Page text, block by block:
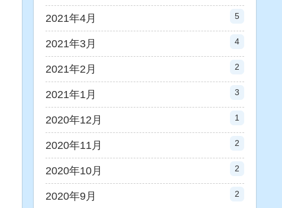
2021年4月 5
2021年3月 4
2021年2月 2
2021年1月 3
2020年12月 1
2020年11月 2
2020年10月 2
2020年9月 2